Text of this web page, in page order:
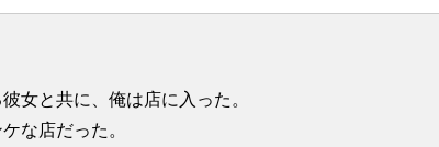
女と共に、俺は店に入った。
な店だった。